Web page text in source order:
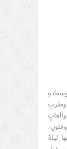
وطربٍ
ليلةٌ